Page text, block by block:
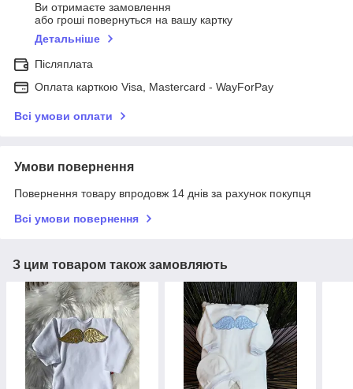
Ви отримаєте замовлення
або гроші повернуться на вашу картку
Детальніше
Післяплата
Оплата карткою Visa, Mastercard - WayForPay
Всі умови оплати
Умови повернення
Повернення товару впродовж 14 днів за рахунок покупця
Всі умови повернення
З цим товаром також замовляють